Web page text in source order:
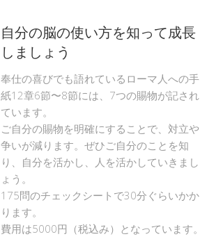
自分の脳の使い方を知って成長
しましょう
奉仕の喜びでも語れているローマ人への手
紙12章6節〜8節には、7つの賜物が記され
ています。
ご自分の賜物を明確にすることで、対立や
争いが減ります。ぜひご自分のことを知
り、自分を活かし、人を活かしていきまし
ょう。
175問のチェックシートで30分ぐらいかか
ります。
費用は5000円（税込み）となっています。